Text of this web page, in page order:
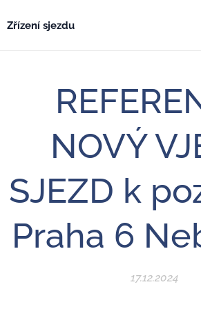
Zřízení sjezdu
NOVÝ
SJEZD k
Praha 6
17.12.2024